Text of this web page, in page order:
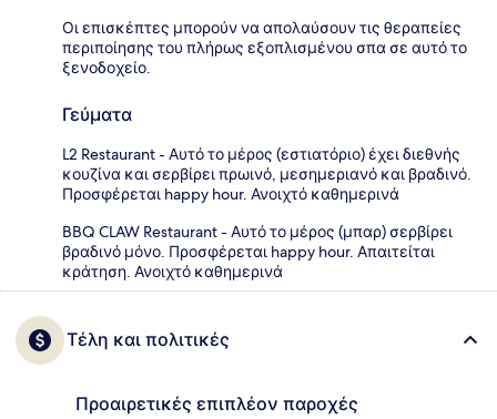
Οι επισκέπτες μπορούν να απολαύσουν τις θεραπείες
περιποίησης του πλήρως εξοπλισμένου σπα σε αυτό το
ξενοδοχείο.
Γεύματα
L2 Restaurant - Αυτό το μέρος (εστιατόριο) έχει διεθνής
κουζίνα και σερβίρει πρωινό, μεσημεριανό και βραδινό.
Προσφέρεται happy hour. Ανοιχτό καθημερινά
BBQ CLAW Restaurant - Αυτό το μέρος (μπαρ) σερβίρει
βραδινό μόνο. Προσφέρεται happy hour. Απαιτείται
κράτηση. Ανοιχτό καθημερινά
Τέλη και πολιτικές
Προαιρετικές επιπλέον παροχές